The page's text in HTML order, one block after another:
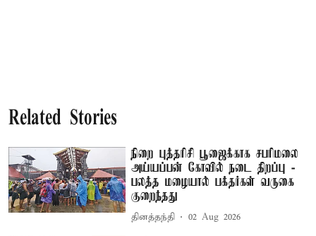
Related Stories
நிறை புத்தரிசி பூஜைக்காக சபரிமலை
அய்யப்பன் கோவில் நடை திறப்பு -
பலத்த மழையால் பக்தர்கள் வருகை
குறைந்தது
தினத்தந்தி 02 Aug 2026